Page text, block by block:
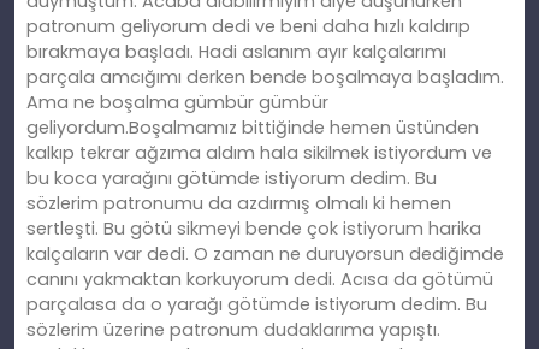
patronum geliyorum dedi ve beni daha hızlı kaldırıp
bırakmaya başladı. Hadi aslanım ayır kalçalarımı
parçala amcığımı derken bende boşalmaya başladım.
Ama ne boşalma gümbür gümbür
geliyordum.Boşalmamız bittiğinde hemen üstünden
kalkıp tekrar ağzıma aldım hala sikilmek istiyordum ve
bu koca yarağını götümde istiyorum dedim. Bu
sözlerim patronumu da azdırmış olmalı ki hemen
sertleşti. Bu götü sikmeyi bende çok istiyorum harika
kalçaların var dedi. O zaman ne duruyorsun dediğimde
canını yakmaktan korkuyorum dedi. Acısa da götümü
parçalasa da o yarağı götümde istiyorum dedim. Bu
sözlerim üzerine patronum dudaklarıma yapıştı.